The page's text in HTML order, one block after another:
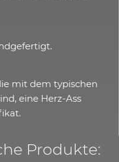
mit dem typischen
eine Herz-Ass
Produkte: